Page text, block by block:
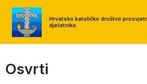
Skip
content
Hrvatsko katoličko društvo
djelatnika
Osvrti